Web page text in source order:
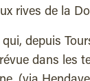
rives de la
depuis
dans les